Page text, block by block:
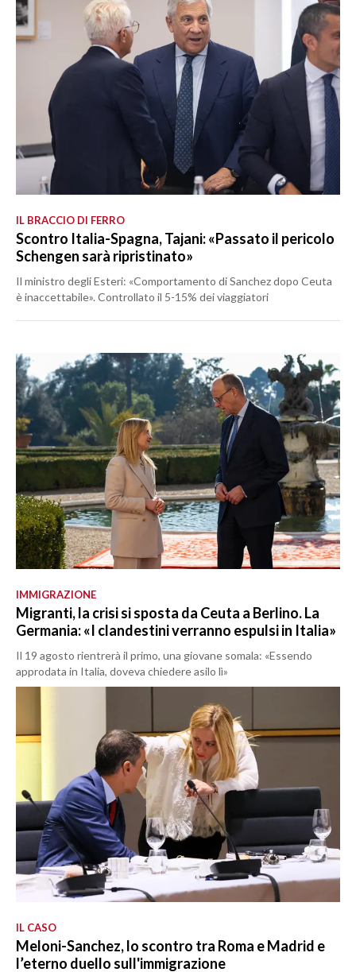
IL BRACCIO DI FERRO
Scontro Italia-Spagna, Tajani: «Passato il pericolo
Schengen sarà ripristinato»
Il ministro degli Esteri: «Comportamento di Sanchez dopo Ceuta
è inaccettabile». Controllato il 5-15% dei viaggiatori
IMMIGRAZIONE
Migranti, la crisi si sposta da Ceuta a Berlino. La
Germania: «I clandestini verranno espulsi in Italia»
Il 19 agosto rientrerà il primo, una giovane somala: «Essendo
approdata in Italia, doveva chiedere asilo lì»
IL CASO
Meloni-Sanchez, lo scontro tra Roma e Madrid e
l’eterno duello sull'immigrazione